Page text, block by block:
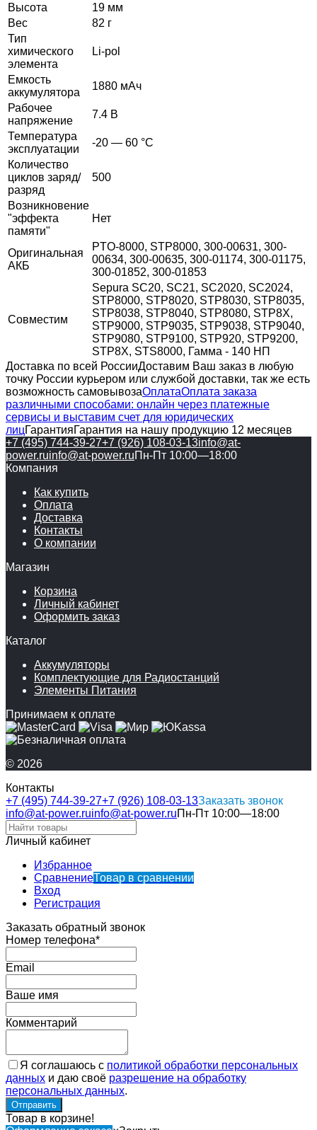
Высота
19 мм
Вес
82 г
Тип
химического
элемента
Li-pol
Емкость
аккумулятора
1880 мАч
Рабочее
напряжение
7.4 В
Температура
эксплуатации
-20 — 60 °C
Количество
циклов заряд/
разряд
500
Возникновение
"эффекта
памяти"
Нет
Оригинальная
АКБ
PTO-8000, STP8000, 300-00631, ​300-
00634, ​300-00635, 300-01174, 300-01175,
300-01852, 300-01853​
Совместим
Sepura SC20, SC21, SC2020, SC2024,
STP8000, STP8020, STP8030, STP8035,
STP8038, STP8040, STP8080, STP8X,
STP9000, STP9035, STP9038, STP9040,
STP9080, STP9100, STP920, STP9200,
STP8X, STS8000, Гамма - 140 НП
Доставка по всей РоссииДоставим Ваш заказ в любую
точку России курьером или службой доставки, так же есть
возможность самовывозаОплатаОплата заказа
различными способами: онлайн через платежные
сервисы и выставим счет для юридических
лицГарантияГарантия на нашу продукцию 12 месяцев
+7 (495) 744-39-27+7 (926) 108-03-13info@at-
power.ruinfo@at-power.ruПн-Пт 10:00—18:00
Компания
Как купить
Оплата
Доставка
Контакты
О компании
Магазин
Корзина
Личный кабинет
Оформить заказ
Каталог
Аккумуляторы
Комплектующие для Радиостанций
Элементы Питания
Принимаем к оплате
© 2026
Контакты
+7 (495) 744-39-27+7 (926) 108-03-13Заказать звонок
info@at-power.ruinfo@at-power.ruПн-Пт 10:00—18:00
Личный кабинет
Избранное
СравнениеТовар в сравнении
Вход
Регистрация
Заказать обратный звонок
Номер телефона*
Email
Ваше имя
Комментарий
Я соглашаюсь с политикой обработки персональных
данных и даю своё разрешение на обработку
персональных данных.
Товар в корзине!